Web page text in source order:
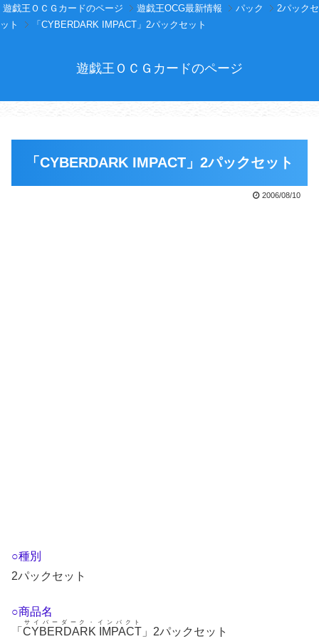
遊戯王ＯＣＧカードのページ 遊戯王OCG最新情報 パック
2パックセ
ット
「CYBERDARK IMPACT」2パックセット
遊戯王ＯＣＧカードのページ
「CYBERDARK IMPACT」2パックセット
2006/08/10
○種別
2パックセット
○商品名
「 CYBERDARK IMPACT
サイバーダーク・インパクト
」2パックセット